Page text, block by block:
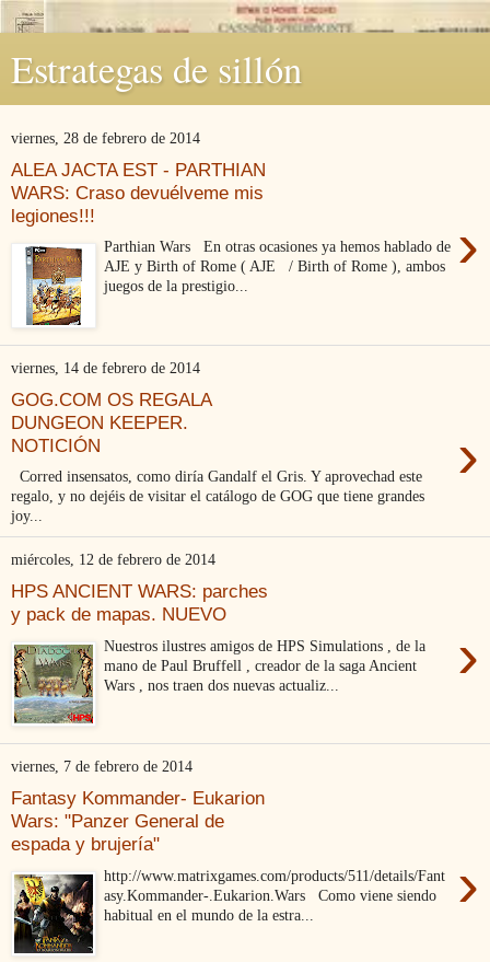
Estrategas de sillón
viernes, 28 de febrero de 2014
ALEA JACTA EST - PARTHIAN
WARS: Craso devuélveme mis
legiones!!!
›
Parthian Wars En otras ocasiones ya hemos hablado de
AJE y Birth of Rome ( AJE / Birth of Rome ), ambos
juegos de la prestigio...
viernes, 14 de febrero de 2014
GOG.COM OS REGALA
DUNGEON KEEPER.
NOTICIÓN
›
Corred insensatos, como diría Gandalf el Gris. Y aprovechad este
regalo, y no dejéis de visitar el catálogo de GOG que tiene grandes
joy...
miércoles, 12 de febrero de 2014
HPS ANCIENT WARS: parches
y pack de mapas. NUEVO
›
Nuestros ilustres amigos de HPS Simulations , de la
mano de Paul Bruffell , creador de la saga Ancient
Wars , nos traen dos nuevas actualiz...
viernes, 7 de febrero de 2014
Fantasy Kommander- Eukarion
Wars: "Panzer General de
espada y brujería"
›
http://www.matrixgames.com/products/511/details/Fant
asy.Kommander-.Eukarion.Wars Como viene siendo
habitual en el mundo de la estra...